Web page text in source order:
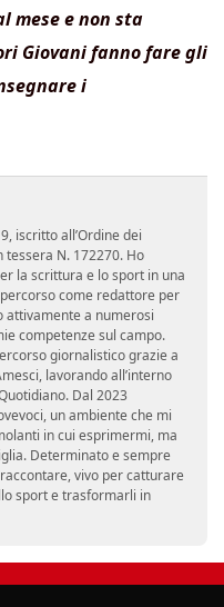
mese e non sta
Giovani fanno fare gli
i
iscritto all’Ordine dei
N. 172270. Ho
la scrittura e lo sport in una
come redattore per
attivamente a numerosi
competenze sul campo.
giornalistico grazie a
lavorando all’interno
Dal 2023
un ambiente che mi
in cui esprimermi, ma
Determinato e sempre
vivo per catturare
sport e trasformarli in